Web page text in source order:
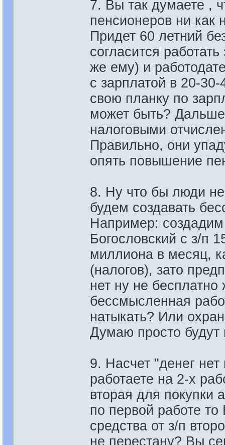
7. Вы так думаете ,
пенсионеров ни как
Придет 60 летний
согласится
же ему) и
с зарплатой в 20-
свою планку по
может быть? Дальше
налоговыми
Правильно, они
опять повышение
8. Ну что бы люди не
будем создавать
Например:
Богословский с з/п
миллиона в месяц,
(налогов), зато
нет ну не
бессмысленная
натыкать? Или
Думаю просто
9. Насчет "денег
работаете на 2-х
вторая для покупки
по первой работе
средства от з/п
не перестану? Вы